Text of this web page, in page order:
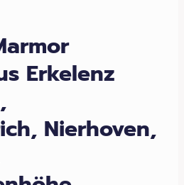
Erkelenz
Nierhoven,